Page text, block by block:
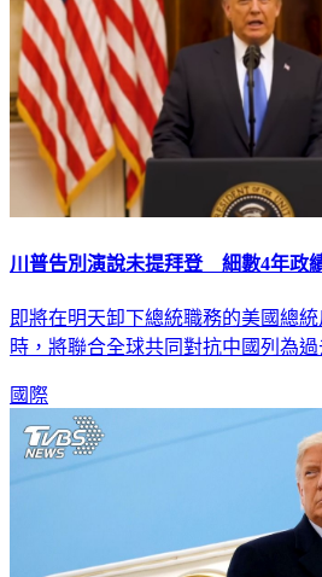
川普告別演說未提拜登 細數4年政
即將在明天卸下總統職務的美國總
時，將聯合全球共同對抗中國列為過
國際